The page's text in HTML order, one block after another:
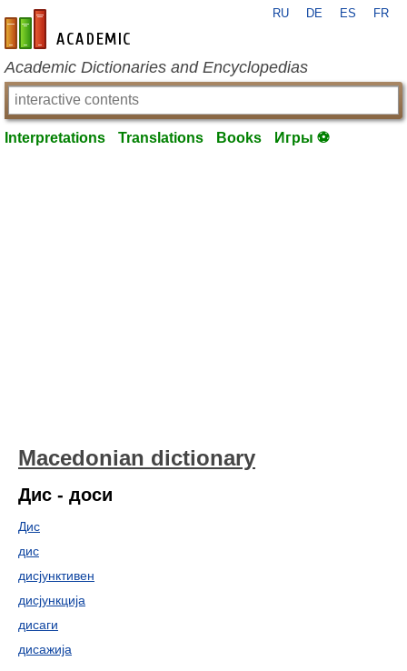
en-academic.com
RU DE ES FR
Academic Dictionaries and Encyclopedias
Interpretations Translations Books Игры ⚽
Macedonian dictionary
Дис - доси
Дис
дис
дисјунктивен
дисјункција
дисаги
дисажија